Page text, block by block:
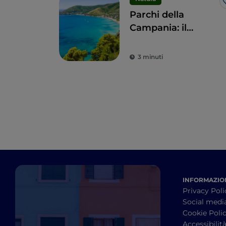
Parchi della
Campania: il
delle aree protette
3 minuti
Privacy
Social
Cookie
Accessibilità